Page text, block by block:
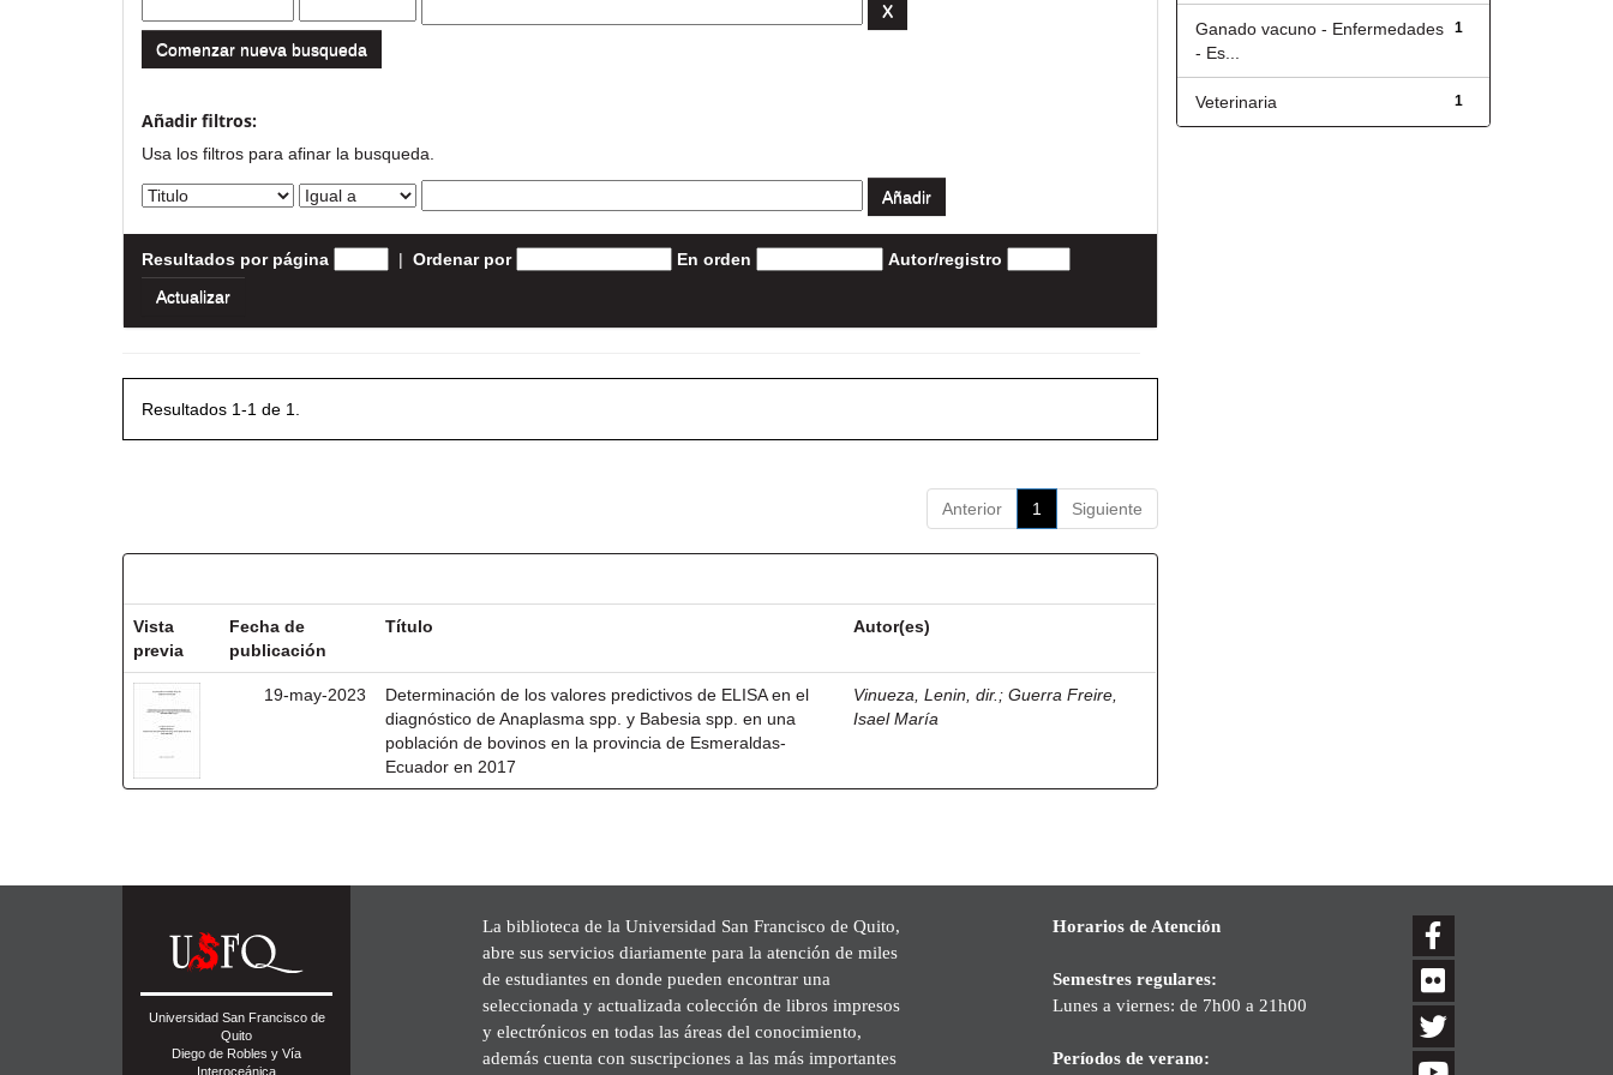
Comenzar nueva busqueda
Añadir filtros:
Usa los filtros para afinar la busqueda.
Resultados por página | Ordenar por En orden Autor/registro
Resultados 1-1 de 1.
Anterior 1 Siguiente
Vista
previa
Fecha de
publicación
Título Autor(es)
19-may-2023
Determinación de los valores predictivos de ELISA en el
diagnóstico de Anaplasma spp. y Babesia spp. en una
población de bovinos en la provincia de Esmeraldas-
Ecuador en 2017
Vinueza, Lenin, dir. ;Guerra Freire,
Isael María
1
Ganado vacuno - Enfermedades
- Es...
1
Veterinaria
Universidad San Francisco de
Quito
Diego de Robles y Vía
Interoceánica
La biblioteca de la Universidad San Francisco de Quito,
abre sus servicios diariamente para la atención de miles
de estudiantes en donde pueden encontrar una
seleccionada y actualizada colección de libros impresos
y electrónicos en todas las áreas del conocimiento,
además cuenta con suscripciones a las más importantes
Horarios de Atención
Semestres regulares:
Lunes a viernes: de 7h00 a 21h00
Períodos de verano: